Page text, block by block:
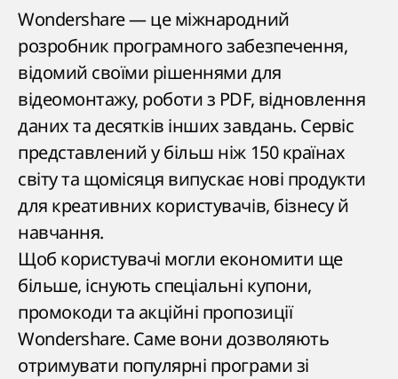
Wondershare — це міжнародний
розробник програмного забезпечення,
відомий своїми рішеннями для
відеомонтажу, роботи з PDF, відновлення
даних та десятків інших завдань. Сервіс
представлений у більш ніж 150 країнах
світу та щомісяця випускає нові продукти
для креативних користувачів, бізнесу й
навчання.
Щоб користувачі могли економити ще
більше, існують спеціальні купони,
промокоди та акційні пропозиції
Wondershare. Саме вони дозволяють
отримувати популярні програми зі